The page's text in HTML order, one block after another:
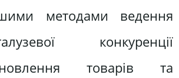
методами ведення
конкуренції
товарів та